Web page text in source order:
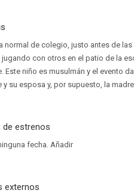
normal de colegio, justo antes de
jugando con otros en el patio de la
Este niño es musulmán y el evento
y su esposa y, por supuesto, la
de estrenos
fecha. Añadir
externos